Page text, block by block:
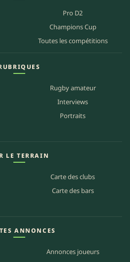
Pro D2
Champions Cup
Toutes les compétitions
Rugby amateur
Interviews
Portraits
LE TERRAIN
Carte des clubs
Carte des bars
ANNONCES
Annonces joueurs